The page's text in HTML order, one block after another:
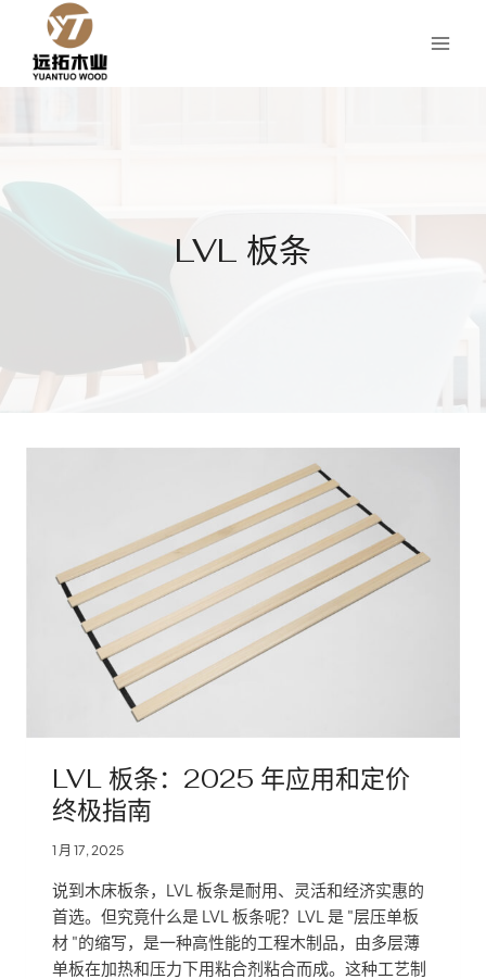
容
LVL 板条
LVL 板条：2025 年应用和定价
终极指南
1 月 17, 2025
说到木床板条，LVL 板条是耐用、灵活和经济实惠的
首选。但究竟什么是 LVL 板条呢？LVL 是 "层压单板
材 "的缩写，是一种高性能的工程木制品，由多层薄
单板在加热和压力下用粘合剂粘合而成。这种工艺制